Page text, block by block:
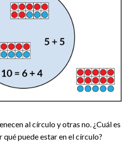
al círculo y otras no. ¿Cuál es
puede estar en el círculo?